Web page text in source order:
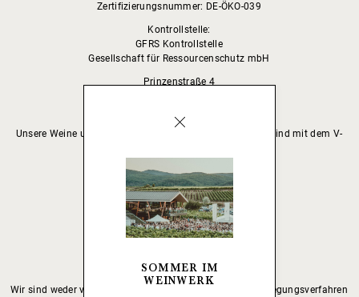
SOMMER IM
WEINWERK
Zertifizierungsnummer: DE-ÖKO-039
Kontrollstelle:
GFRS Kontrollstelle
Gesellschaft für Ressourcenschutz mbH
Prinzenstraße 4
Veganlizensierung:
Unsere Weine und Brände werden vegan hergestellt und sind mit dem V-
Kontrollstelle:
GFRS Kontrollstelle
Gesellschaft für Ressourcenschutz mbH
Prinzenstraße 4
Online-Streitbeilegung
Wir sind weder verpflichtet noch bereit an einem Streitbeilegungsverfahren